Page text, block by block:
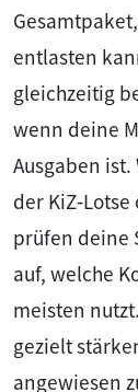
entlasten
gleichzeitig
wenn deine
Ausgaben
der
prüfen deine
auf, welche
meisten
gezielt
angewiesen